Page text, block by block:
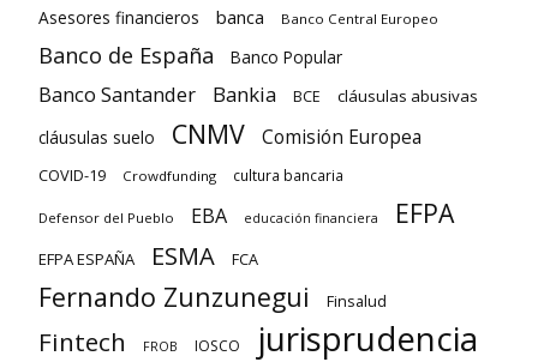
Asesores financieros banca Banco Central Europeo
Banco de España Banco Popular
Banco Santander Bankia BCE cláusulas abusivas
cláusulas suelo CNMV Comisión Europea
COVID-19 Crowdfunding cultura bancaria
Defensor del Pueblo EBA educación financiera EFPA
EFPA ESPAÑA ESMA FCA
Fernando Zunzunegui Finsalud
Fintech FROB IOSCO jurisprudencia